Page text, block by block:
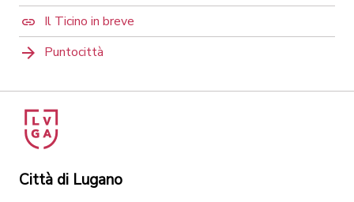
Il Ticino in breve
Puntocittà
Città di Lugano